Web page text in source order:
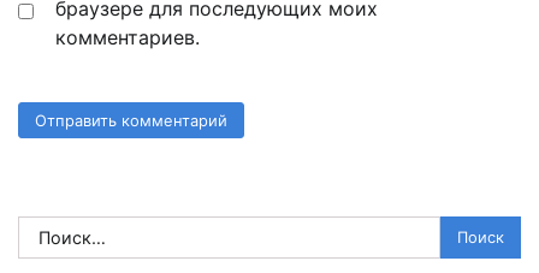
браузере для последующих моих
комментариев.
Найти: